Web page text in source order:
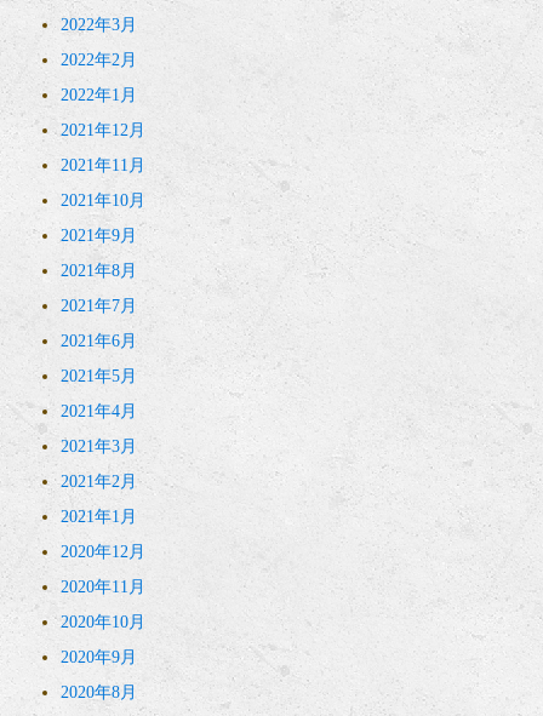
2022年3月
2022年2月
2022年1月
2021年12月
2021年11月
2021年10月
2021年9月
2021年8月
2021年7月
2021年6月
2021年5月
2021年4月
2021年3月
2021年2月
2021年1月
2020年12月
2020年11月
2020年10月
2020年9月
2020年8月